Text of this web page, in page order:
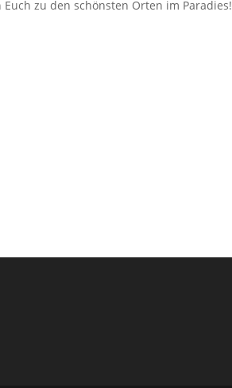
zu den schönsten Orten im Paradies!